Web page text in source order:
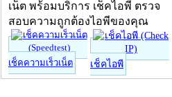
เน็ต พร้อมบริการ เช็คไอพี ตรวจ
สอบความถูกต้องไอพีของคุณ
เช็คความเร็วเน็ต เช็คไอพี